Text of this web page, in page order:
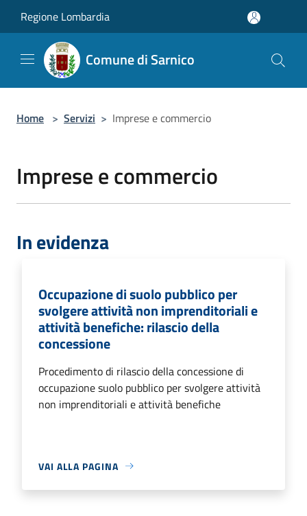
Regione Lombardia
Comune di Sarnico
Home > Servizi > Imprese e commercio
Imprese e commercio
In evidenza
Occupazione di suolo pubblico per
svolgere attività non imprenditoriali e
attività benefiche: rilascio della
concessione
Procedimento di rilascio della concessione di
occupazione suolo pubblico per svolgere attività
non imprenditoriali e attività benefiche
VAI ALLA PAGINA